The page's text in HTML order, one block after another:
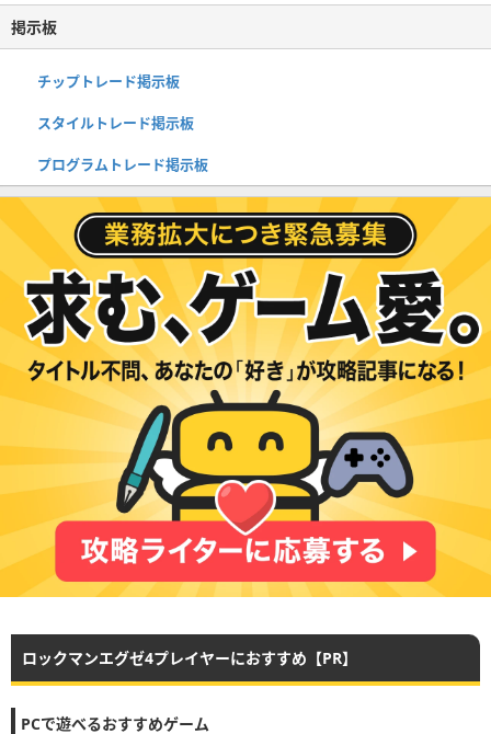
掲示板
チップトレード掲示板
スタイルトレード掲示板
プログラムトレード掲示板
ロックマンエグゼ4プレイヤーにおすすめ【PR】
PCで遊べるおすすめゲーム